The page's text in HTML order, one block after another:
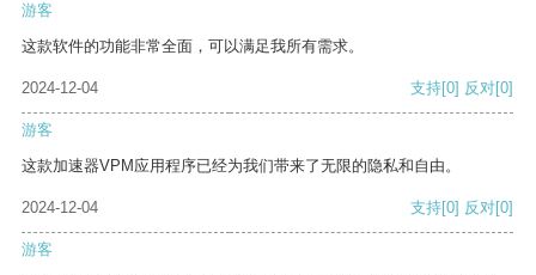
游客
这款软件的功能非常全面，可以满足我所有需求。
2024-12-04 支持[0] 反对[0]
游客
这款加速器VPM应用程序已经为我们带来了无限的隐私和自由。
2024-12-04 支持[0] 反对[0]
游客